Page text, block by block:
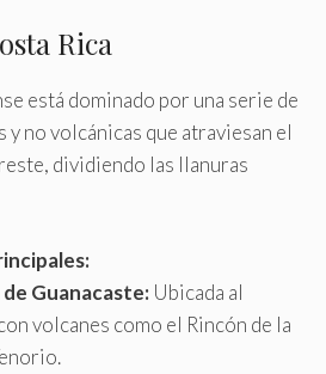
Rica
está dominado por una serie de
no volcánicas que atraviesan el
dividiendo las llanuras
Guanacaste:Ubicada al
volcanes como el Rincón de la